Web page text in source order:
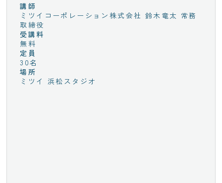
講師
ミツイコーポレーション株式会社 鈴木竜太 常務
取締役
受講料
無料
定員
30名
場所
ミツイ 浜松スタジオ